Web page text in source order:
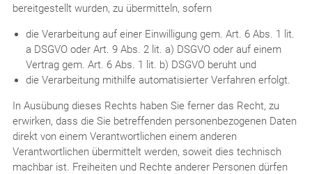
bereitgestellt wurden, zu übermitteln, sofern
die Verarbeitung auf einer Einwilligung gem. Art. 6 Abs. 1 lit.
a DSGVO oder Art. 9 Abs. 2 lit. a) DSGVO oder auf einem
Vertrag gem. Art. 6 Abs. 1 lit. b) DSGVO beruht und
die Verarbeitung mithilfe automatisierter Verfahren erfolgt.
In Ausübung dieses Rechts haben Sie ferner das Recht, zu
erwirken, dass die Sie betreffenden personenbezogenen Daten
direkt von einem Verantwortlichen einem anderen
Verantwortlichen übermittelt werden, soweit dies technisch
machbar ist. Freiheiten und Rechte anderer Personen dürfen